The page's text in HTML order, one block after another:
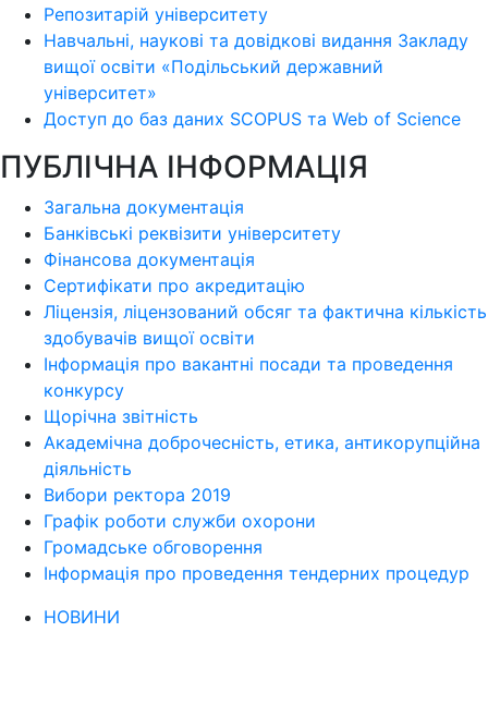
Репозитарій університету
Навчальні, наукові та довідкові видання Закладу
вищої освіти «Подільський державний
університет»
Доступ до баз даних SCOPUS та Web of Science
ПУБЛІЧНА ІНФОРМАЦІЯ
Загальна документація
Банківські реквізити університету
Фінансова документація
Сертифікати про акредитацію
Ліцензія, ліцензований обсяг та фактична кількість
здобувачів вищої освіти
Інформація про вакантні посади та проведення
конкурсу
Щорічна звітність
Академічна доброчесність, етика, антикорупційна
діяльність
Вибори ректора 2019
Графік роботи служби охорони
Громадське обговорення
Інформація про проведення тендерних процедур
НОВИНИ